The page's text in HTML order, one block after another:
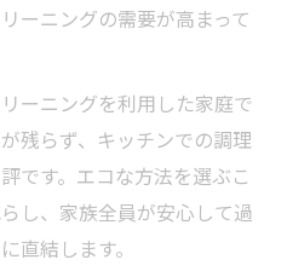
ーニングの需要が高まって
ーニングを利用した家庭で
残らず、キッチンでの調理
です。エコな方法を選ぶこ
し、家族全員が安心して過
直結します。